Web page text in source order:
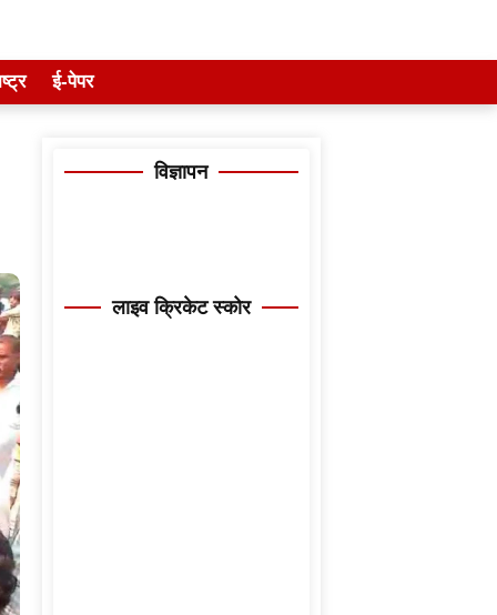
ई-पेपर
विज्ञापन
लाइव क्रिकेट स्कोर